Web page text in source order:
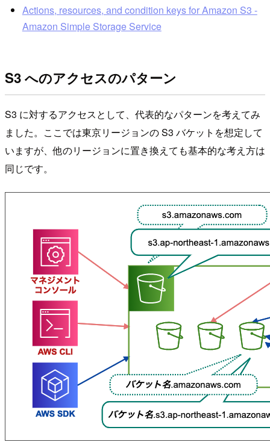
Actions, resources, and condition keys for Amazon S3 -
Amazon Simple Storage Service
S3 へのアクセスのパターン
S3 に対するアクセスとして、代表的なパターンを考えてみ
ました。ここでは東京リージョンの S3 バケットを想定して
いますが、他のリージョンに置き換えても基本的な考え方は
同じです。